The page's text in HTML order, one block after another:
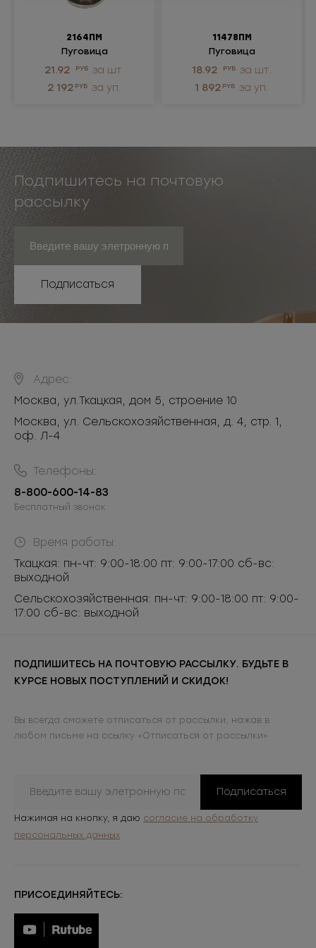
2164ПМ
Пуговица
металлическая
21.92 РУБ за шт.
2 192 РУБ за уп.
11478ПМ
Пуговица
металлическая
18.92 РУБ за шт.
1 892 РУБ за уп.
Подпишитесь на почтовую
рассылку
Подписаться
Адрес:
Москва, ул.Ткацкая, дом 5, строение 10
Москва, ул. Сельскохозяйственная, д. 4, стр. 1,
оф. Л-4
Телефоны:
8-800-600-14-83
Бесплатный звонок
Время работы:
Ткацкая: пн-чт: 9:00-18:00 пт: 9:00-17:00 сб-вс:
выходной
Сельскохозяйственная: пн-чт: 9:00-18:00 пт: 9:00-
17:00 сб-вс: выходной
ПОДПИШИТЕСЬ НА ПОЧТОВУЮ РАССЫЛКУ. БУДЬТЕ В
КУРСЕ НОВЫХ ПОСТУПЛЕНИЙ И СКИДОК!
Вы всегда сможете отписаться от рассылки, нажав в
любом письме на ссылку «Отписаться от рассылки»
Подписаться
Нажимая на кнопку, я даю согласие на обработку
персональных данных
ПРИСОЕДИНЯЙТЕСЬ: